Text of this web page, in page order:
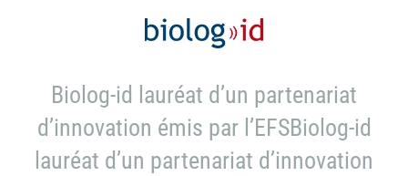
Biolog-id lauréat d’un partenariat
d’innovation émis par l’EFSBiolog-id
lauréat d’un partenariat d’innovation